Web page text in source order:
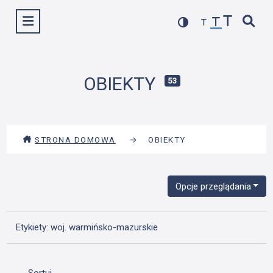
Wyświetl menu
OBIEKTY 53
STRONA DOMOWA → OBIEKTY
Opcje przeglądania
Etykiety: woj. warmińsko-mazurskie